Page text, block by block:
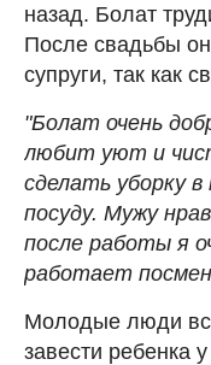
назад. Болат
После свадьбы
супруги, так как
"Болат очень
любит уют и
сделать уборку
посуду. Мужу
после работы я
работает
Молодые люди
завести ребенка